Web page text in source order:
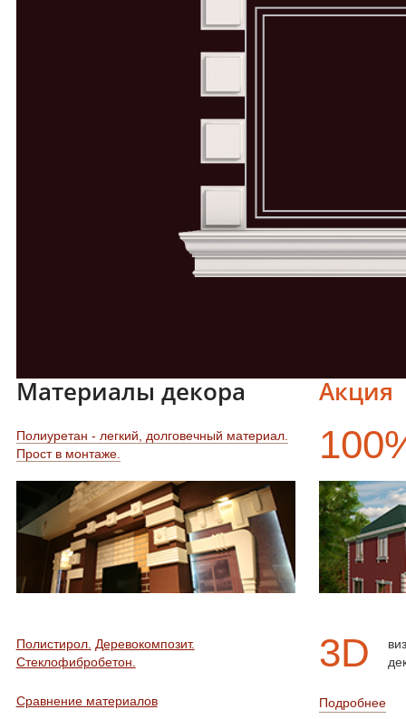
Акция
3D
Подробнее
Материалы декора
Полиуретан - легкий, долговечный материал.
Прост в монтаже.
Полистирол. Деревокомпозит.
Стеклофибробетон.
Сравнение материалов